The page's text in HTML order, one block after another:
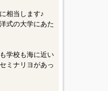
相当します♪
式の大学にあた
学校も海に近い
ミナリヨがあっ